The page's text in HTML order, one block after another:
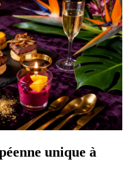
unique à